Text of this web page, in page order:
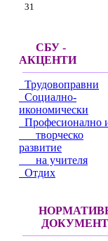
31
СБУ -
АКЦЕНТИ
Трудовоправни
Социално-
икономически
Професионално
творческо
развитие
на учителя
Отдих